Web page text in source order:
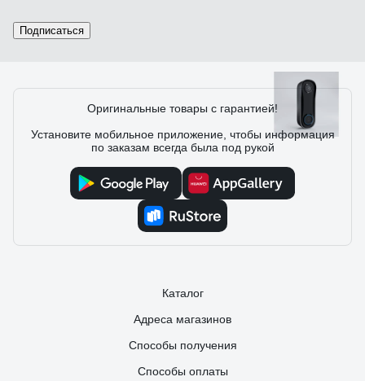
Все работает.
Отзыв о видеозвонке Elektrostandard Умный
дом 76106/00 черный a069488
мимо, удобно для контроля. Монтаж простой, внешний
целом, надёжный вариант за свои деньги.
Подписаться
Оригинальные товары с гарантией!
Установите мобильное приложение, чтобы информация
по заказам всегда была под рукой
Каталог
Адреса магазинов
Способы получения
Способы оплаты